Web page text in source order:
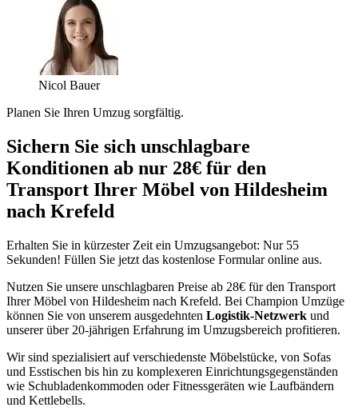
Nicol Bauer
Planen Sie Ihren Umzug sorgfältig.
Sichern Sie sich unschlagbare
Konditionen ab nur 28€ für den
Transport Ihrer Möbel von Hildesheim
nach Krefeld
Erhalten Sie in kürzester Zeit ein Umzugsangebot: Nur 55
Sekunden! Füllen Sie jetzt das kostenlose Formular online aus.
Nutzen Sie unsere unschlagbaren Preise ab 28€ für den Transport
Ihrer Möbel von Hildesheim nach Krefeld. Bei Champion Umzüge
können Sie von unserem ausgedehnten Logistik-Netzwerk und
unserer über 20-jährigen Erfahrung im Umzugsbereich profitieren.
Wir sind spezialisiert auf verschiedenste Möbelstücke, von Sofas
und Esstischen bis hin zu komplexeren Einrichtungsgegenständen
wie Schubladenkommoden oder Fitnessgeräten wie Laufbändern
und Kettlebells.